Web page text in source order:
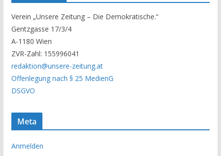
A
r
c
h
i
v
Verein „Unsere Zeitung – Die Demokratische.“
Gentzgasse 17/3/4
A-1180 Wien
ZVR-Zahl: 155996041
redaktion@unsere-zeitung.at
Offenlegung nach § 25 MedienG
DSGVO
Meta
Anmelden